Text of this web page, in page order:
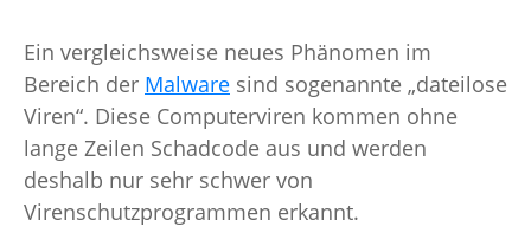
Ein vergleichsweise neues Phänomen im
Bereich der Malware sind sogenannte „dateilose
Viren“. Diese Computerviren kommen ohne
lange Zeilen Schadcode aus und werden
deshalb nur sehr schwer von
Virenschutzprogrammen erkannt.